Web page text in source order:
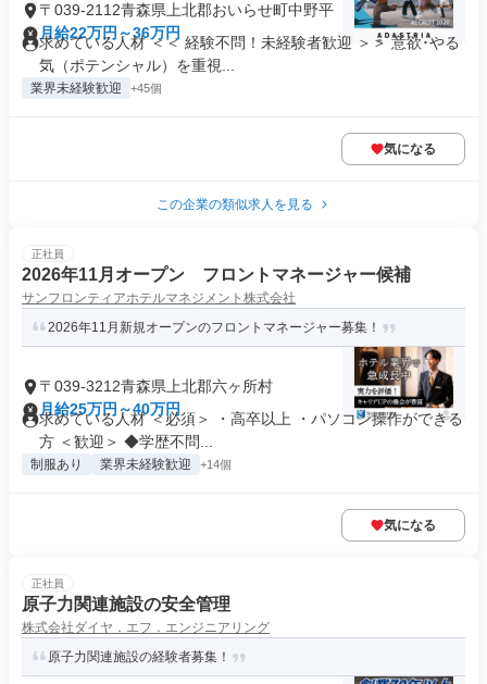
〒039-2112青森県上北郡おいらせ町中野平
月給22万円～36万円
求めている人材 ＜＜ 経験不問！未経験者歓迎 ＞＞ 意欲･やる
気（ポテンシャル）を重視...
業界未経験歓迎 +45個
気になる
この企業の類似求人を見る
正社員
2026年11月オープン フロントマネージャー候補
サンフロンティアホテルマネジメント株式会社
2026年11月新規オープンのフロントマネージャー募集！
〒039-3212青森県上北郡六ヶ所村
月給25万円～40万円
求めている人材 ＜必須＞ ・高卒以上 ・パソコン操作ができる
方 ＜歓迎＞ ◆学歴不問...
制服あり 業界未経験歓迎 +14個
気になる
正社員
原子力関連施設の安全管理
株式会社ダイヤ．エフ．エンジニアリング
原子力関連施設の経験者募集！